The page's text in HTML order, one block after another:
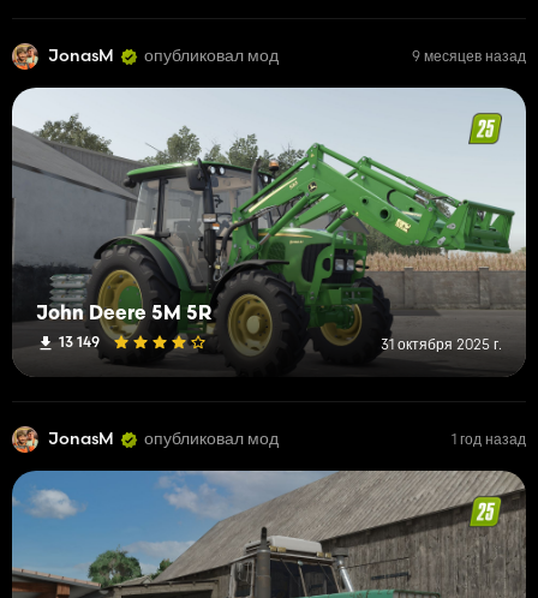
JonasM опубликовал мод 9 месяцев назад
John Deere 5M 5R
13 149 31 октября 2025 г.
JonasM опубликовал мод 1 год назад